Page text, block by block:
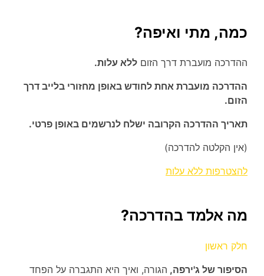
כמה, מתי ואיפה?
ההדרכה מועברת דרך הזום ללא עלות.
ההדרכה מועברת אחת לחודש באופן מחזורי בלייב דרך
הזום.
תאריך ההדרכה הקרובה ישלח לנרשמים באופן פרטי.
(אין הקלטה להדרכה)
להצטרפות ללא עלות
מה אלמד בהדרכה?
חלק ראשון
הסיפור של ג'ירפה, הגורה, ואיך היא התגברה על הפחד